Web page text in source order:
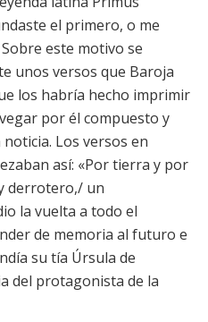
el primero, o me
este motivo se
unos versos que Baroja
los habría hecho imprimir
por él compuesto y
Los versos en
así: «Por tierra y por
derrotero,/ un
la vuelta a todo el
de memoria al futuro e
su tía Úrsula de
del protagonista de la